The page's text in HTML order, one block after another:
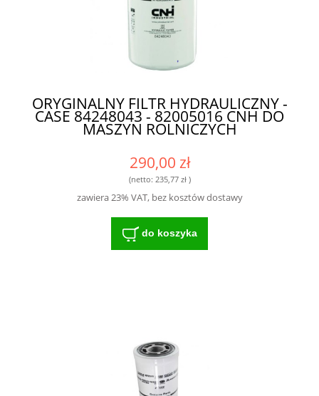
ORYGINALNY FILTR HYDRAULICZNY -
CASE 84248043 - 82005016 CNH DO
MASZYN ROLNICZYCH
290,00 zł
(netto: 235,77 zł)
zawiera 23% VAT, bez kosztów dostawy
do koszyka